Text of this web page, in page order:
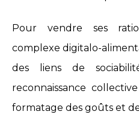
Pour vendre ses
complexe digitalo-
des liens de
reconnaissance
formatage des goûts et